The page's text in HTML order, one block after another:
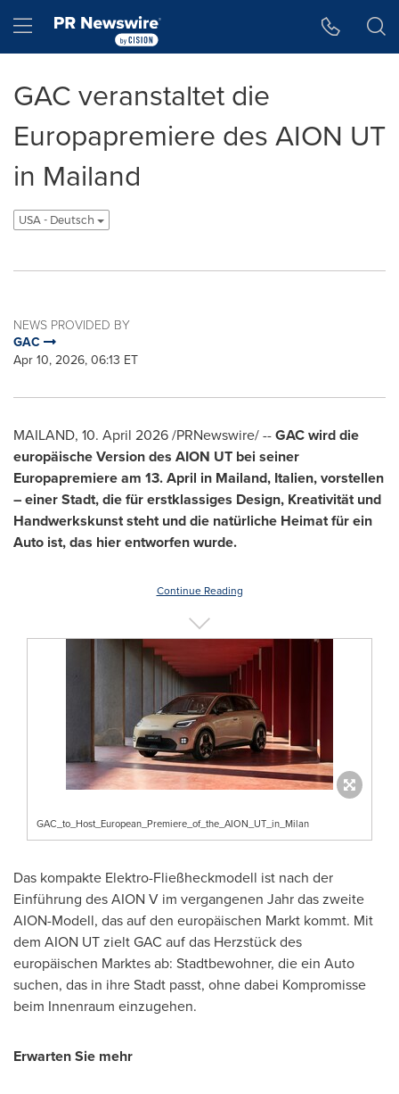
Hamburger menu
GAC veranstaltet die
Europapremiere des AION UT
in Mailand
USA - Deutsch
NEWS PROVIDED BY
GAC
Apr 10, 2026, 06:13 ET
MAILAND, 10. April 2026/PRNewswire/ --GAC wird die
europäische Version des AION UT bei seiner
Europapremiere am 13. April in Mailand, Italien, vorstellen
– einer Stadt, die für erstklassiges Design, Kreativität und
Handwerkskunst steht und die natürliche Heimat für ein
Auto ist, das hier entworfen wurde.
Continue Reading
GAC_to_Host_European_Premiere_of_the_AION_UT_in_Milan
Das kompakte Elektro-Fließheckmodell ist nach der
Einführung des AION V im vergangenen Jahr das zweite
AION-Modell, das auf den europäischen Markt kommt. Mit
dem AION UT zielt GAC auf das Herzstück des
europäischen Marktes ab: Stadtbewohner, die ein Auto
suchen, das in ihre Stadt passt, ohne dabei Kompromisse
beim Innenraum einzugehen.
Erwarten Sie mehr